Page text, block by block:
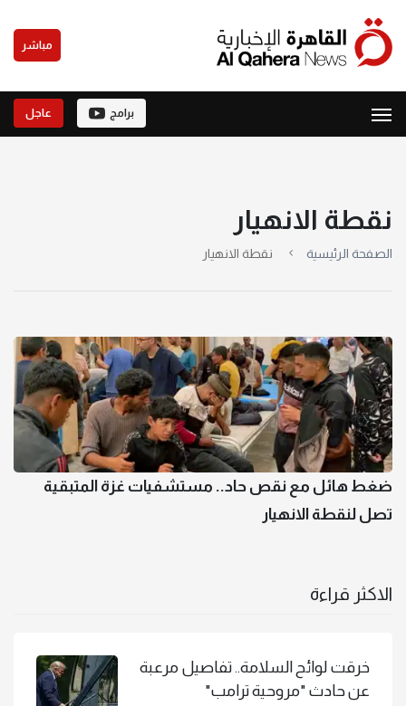
مباشر
برامج عاجل
نقطة الانهيار
الصفحة الرئيسية نقطة الانهيار
ضغط هائل مع نقص حاد.. مستشفيات غزة المتبقية
تصل لنقطة الانهيار
الاكثر قراءة
خرقت لوائح السلامة.. تفاصيل مرعبة
عن حادث "مروحية ترامب"